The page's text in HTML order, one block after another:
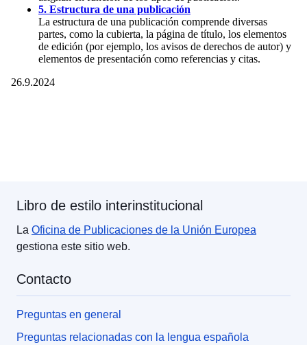
Libro de estilo interinstitucional
La Oficina de Publicaciones de la Unión Europea
gestiona este sitio web.
Contacto
Preguntas en general
Preguntas relacionadas con la lengua española